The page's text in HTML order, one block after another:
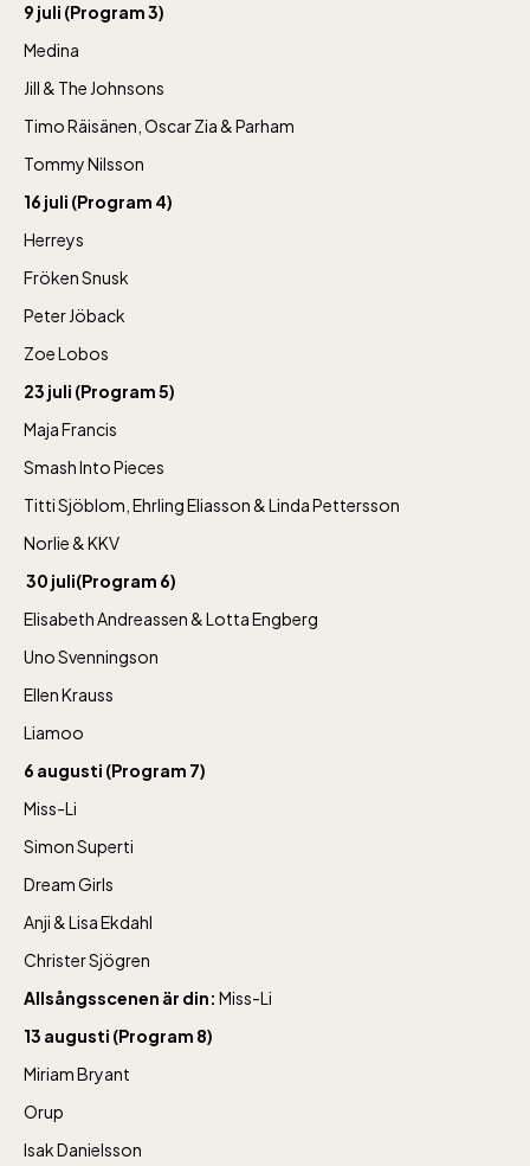
9 juli (Program 3)
Medina
Jill & The Johnsons
Timo Räisänen, Oscar Zia & Parham
Tommy Nilsson
16 juli (Program 4)
Herreys
Fröken Snusk
Peter Jöback
Zoe Lobos
23 juli (Program 5)
Maja Francis
Smash Into Pieces
Titti Sjöblom, Ehrling Eliasson & Linda Pettersson
Norlie & KKV
30 juli(Program 6)
Elisabeth Andreassen & Lotta Engberg
Uno Svenningson
Ellen Krauss
Liamoo
6 augusti (Program 7)
Miss-Li
Simon Superti
Dream Girls
Anji & Lisa Ekdahl
Christer Sjögren
Allsångsscenen är din: Miss-Li
13 augusti (Program 8)
Miriam Bryant
Orup
Isak Danielsson
Lill-Skansen, inkluderad i entrén
jan-mars vardagar 10-15, helger 10-16, april
alla dagar 10-16, maj-september 10-18,
oktober-december vardagar 10-15 helger
10-16
entrén
jan-mars vardagar 10-15, helger 10-16, april
alla dagar 10-16, maj-september 10-18,
oktober-december vardagar 10-15 helger
10-16
Bergbanan har
april och därefter
dagligen.
Bergbanan kostar
35:- för uppfärd
över 4 år.